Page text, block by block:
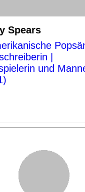
Spears
|
und